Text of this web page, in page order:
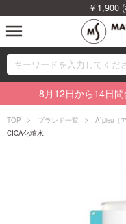
￥1,900
menu
00 ブランドから探す
カテゴリから探す
8月12日から14日
TOP ブランド一覧 A`pieu（
CICA化粧水